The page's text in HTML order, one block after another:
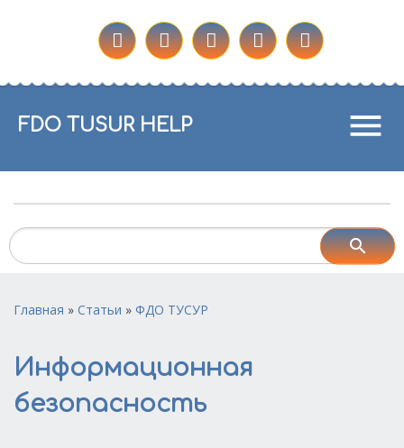
FDO TUSUR HELP menu
Главная » Статьи » ФДО ТУСУР
Информационная
безопасность